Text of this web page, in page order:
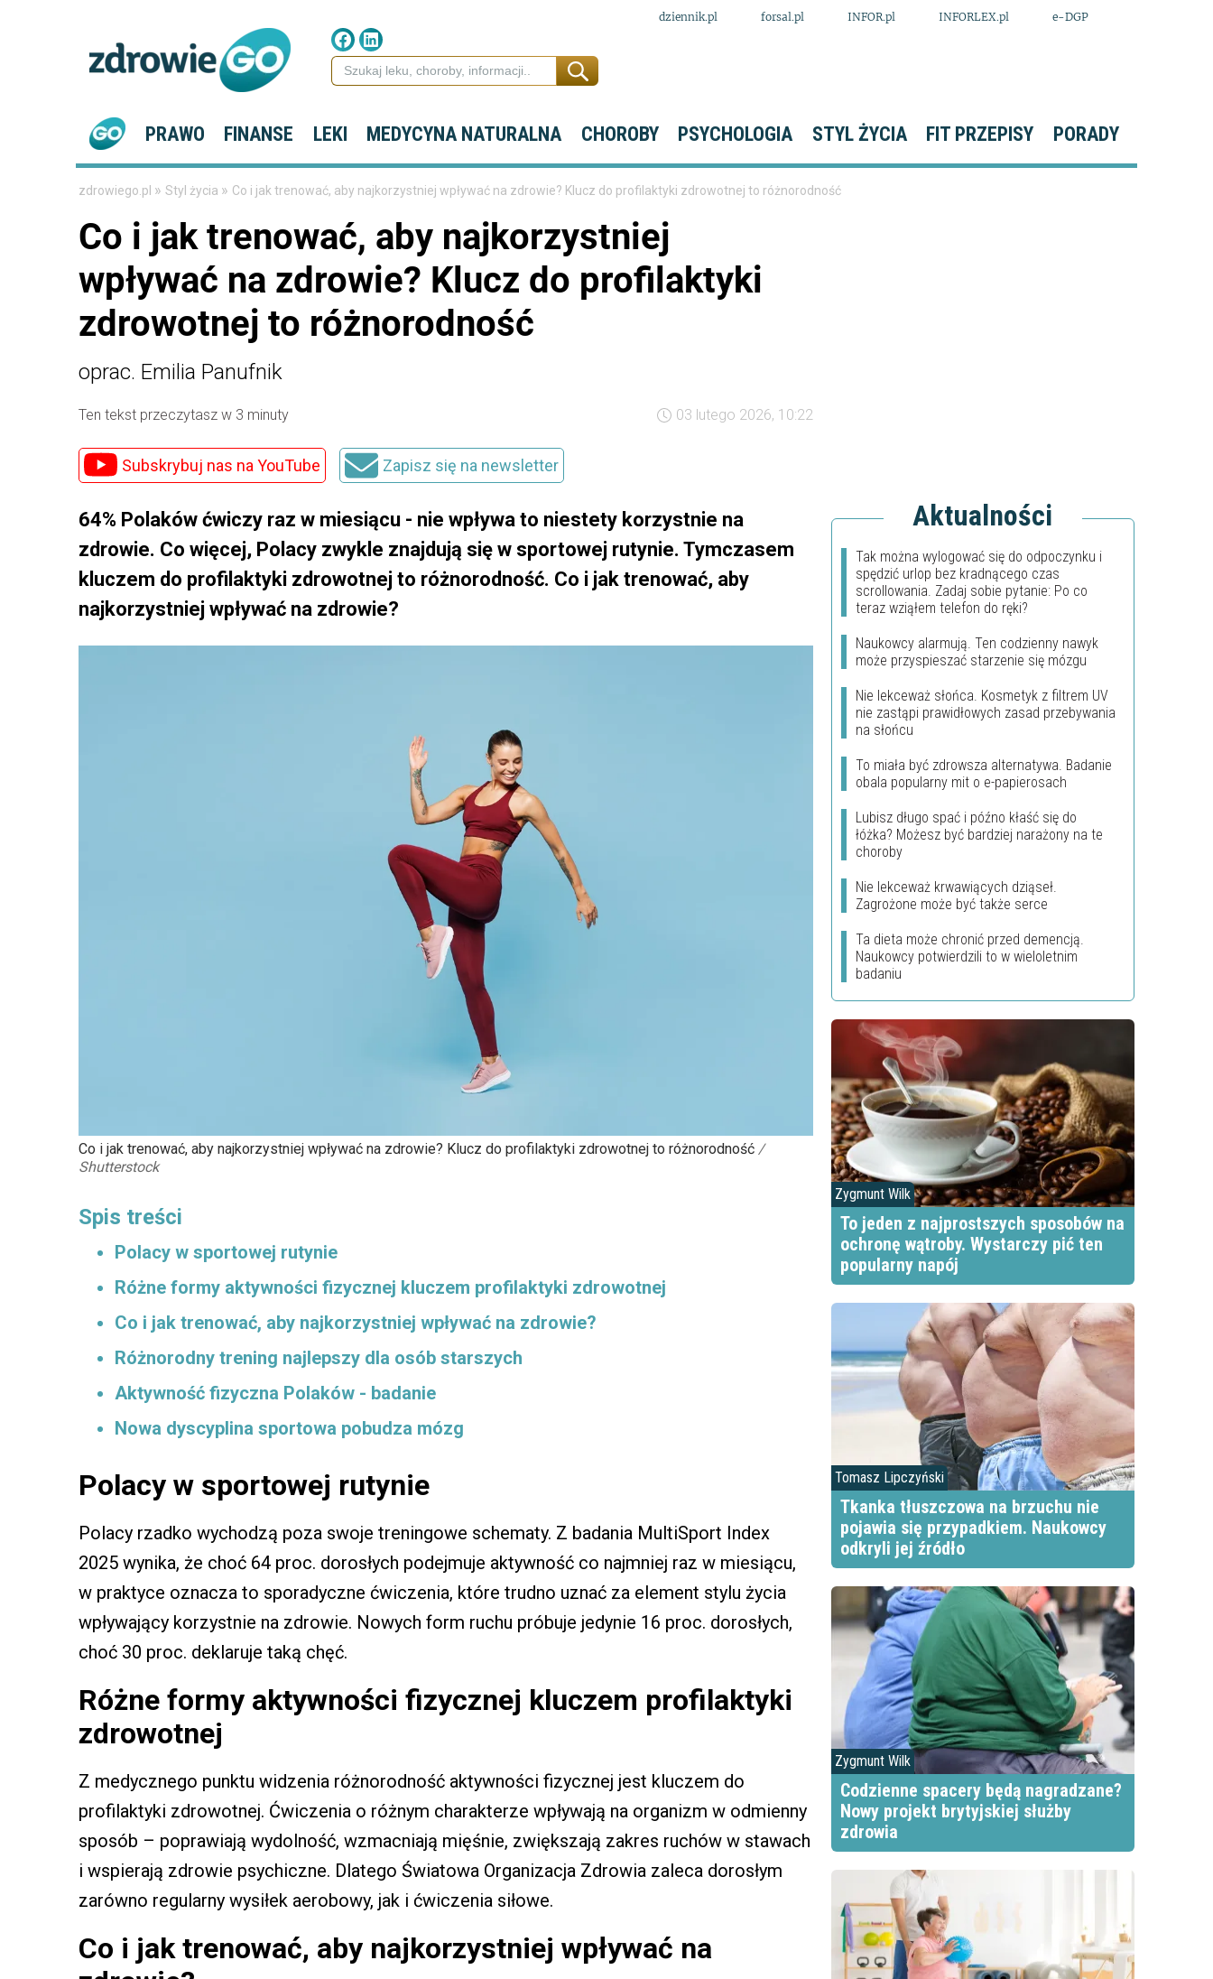
dziennik.pl forsal.pl INFOR.pl INFORLEX.pl e-DGP
PRAWO FINANSE LEKI MEDYCYNA NATURALNA CHOROBY PSYCHOLOGIA STYL ŻYCIA FIT PRZEPISY PORADY
zdrowiego.pl » Styl życia » Co i jak trenować, aby najkorzystniej wpływać na zdrowie? Klucz do profilaktyki zdrowotnej to różnorodność
Co i jak trenować, aby najkorzystniej
wpływać na zdrowie? Klucz do profilaktyki
zdrowotnej to różnorodność
oprac. Emilia Panufnik
Ten tekst przeczytasz w 3 minuty 03 lutego 2026, 10:22
Subskrybuj nas na YouTube Zapisz się na newsletter
64% Polaków ćwiczy raz w miesiącu - nie wpływa to niestety korzystnie na
zdrowie. Co więcej, Polacy zwykle znajdują się w sportowej rutynie. Tymczasem
kluczem do profilaktyki zdrowotnej to różnorodność. Co i jak trenować, aby
najkorzystniej wpływać na zdrowie?
Co i jak trenować, aby najkorzystniej wpływać na zdrowie? Klucz do profilaktyki zdrowotnej to różnorodność /
Shutterstock
Spis treści
Polacy w sportowej rutynie
Różne formy aktywności fizycznej kluczem profilaktyki zdrowotnej
Co i jak trenować, aby najkorzystniej wpływać na zdrowie?
Różnorodny trening najlepszy dla osób starszych
Aktywność fizyczna Polaków - badanie
Nowa dyscyplina sportowa pobudza mózg
Polacy w sportowej rutynie
Polacy rzadko wychodzą poza swoje treningowe schematy. Z badania MultiSport Index
2025 wynika, że choć 64 proc. dorosłych podejmuje aktywność co najmniej raz w miesiącu,
w praktyce oznacza to sporadyczne ćwiczenia, które trudno uznać za element stylu życia
wpływający korzystnie na zdrowie. Nowych form ruchu próbuje jedynie 16 proc. dorosłych,
choć 30 proc. deklaruje taką chęć.
Różne formy aktywności fizycznej kluczem profilaktyki
zdrowotnej
Z medycznego punktu widzenia różnorodność aktywności fizycznej jest kluczem do
profilaktyki zdrowotnej. Ćwiczenia o różnym charakterze wpływają na organizm w odmienny
sposób – poprawiają wydolność, wzmacniają mięśnie, zwiększają zakres ruchów w stawach
i wspierają zdrowie psychiczne. Dlatego Światowa Organizacja Zdrowia zaleca dorosłym
zarówno regularny wysiłek aerobowy, jak i ćwiczenia siłowe.
Co i jak trenować, aby najkorzystniej wpływać na
Aktualności
Tak można wylogować się do odpoczynku i
spędzić urlop bez kradnącego czas
scrollowania. Zadaj sobie pytanie: Po co
teraz wziąłem telefon do ręki?
Naukowcy alarmują. Ten codzienny nawyk
może przyspieszać starzenie się mózgu
Nie lekceważ słońca. Kosmetyk z filtrem UV
nie zastąpi prawidłowych zasad przebywania
na słońcu
To miała być zdrowsza alternatywa. Badanie
obala popularny mit o e-papierosach
Lubisz długo spać i późno kłaść się do
łóżka? Możesz być bardziej narażony na te
choroby
Nie lekceważ krwawiących dziąseł.
Zagrożone może być także serce
Ta dieta może chronić przed demencją.
Naukowcy potwierdzili to w wieloletnim
badaniu
Zygmunt Wilk
To jeden z najprostszych sposobów na
ochronę wątroby. Wystarczy pić ten
popularny napój
Tomasz Lipczyński
Tkanka tłuszczowa na brzuchu nie
pojawia się przypadkiem. Naukowcy
odkryli jej źródło
Zygmunt Wilk
Codzienne spacery będą nagradzane?
Nowy projekt brytyjskiej służby
zdrowia